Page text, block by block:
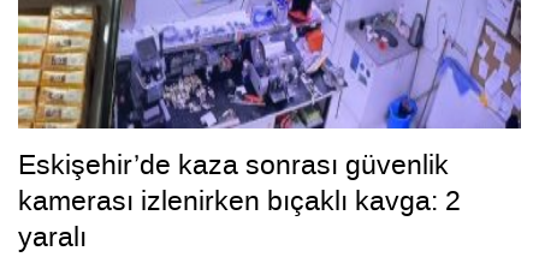
Eskişehir’de kaza sonrası güvenlik
kamerası izlenirken bıçaklı kavga: 2
yaralı